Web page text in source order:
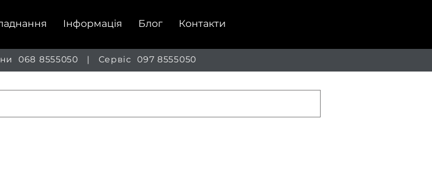
Інформація Блог Контакти
068 8555050 | Сервіс097 8555050